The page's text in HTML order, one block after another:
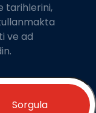
tarihlerini,
ve ad
Sorgula